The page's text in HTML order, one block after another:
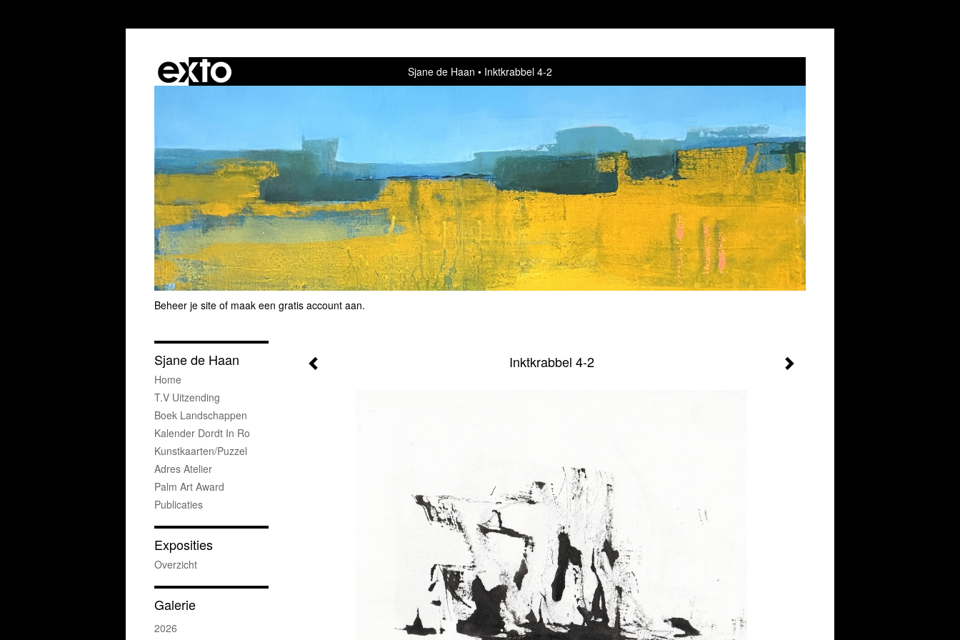
Sjane de Haan Inktkrabbel 4-2
Beheer je site of maak een gratis account aan.
Inktkrabbel 4-2
Sjane de Haan
Home
T.v Uitzending
Boek Landschappen
Kalender Dordt In Ro
Kunstkaarten/puzzel
Adres Atelier
Palm Art Award
Publicaties
Exposities
Overzicht
Galerie
2026